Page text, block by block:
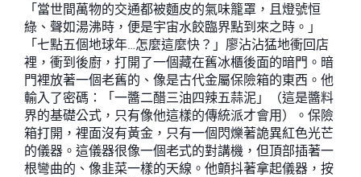
「當世間萬物的交通都被麵皮的氣味籠罩，且燈號恒
綠、聲如湯沸時，便是宇宙水餃臨界點到來之時。」
「七點五個地球年…怎麼這麼快？」廖沾沾猛地衝回店
裡，衝到後廚，打開了一個藏在舊冰櫃後面的暗門。暗
門裡放著一個老舊的、像是古代金屬保險箱的東西。他
輸入了密碼：「一醬二醋三油四辣五蒜泥」（這是醬料
界的基礎公式，只有像他這樣的傳統派才會用）。保險
箱打開，裡面沒有黃金，只有一個閃爍著詭異紅色光芒
的儀器。這儀器很像一個老式的對講機，但頂部插著一
根彎曲的、像韭菜一樣的天線。他顫抖著拿起儀器，按